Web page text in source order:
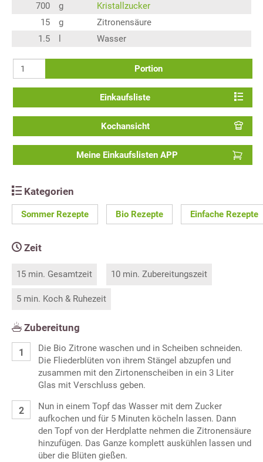
700
g
Kristallzucker
15
g
Zitronensäure
1.5
Wasser
Portion
Einkaufsliste
Kochansicht
Meine Einkaufslisten APP
Kategorien
Sommer Rezepte Bio Rezepte Einfache Rezepte
Zeit
15 min. Gesamtzeit 10 min. Zubereitungszeit
5 min. Koch & Ruhezeit
Zubereitung
Die Bio Zitrone waschen und in Scheiben schneiden.
Die Fliederblüten von ihrem Stängel abzupfen und
zusammen mit den Zirtonenscheiben in ein 3 Liter
Glas mit Verschluss geben.
Nun in einem Topf das Wasser mit dem Zucker
aufkochen und für 5 Minuten köcheln lassen. Dann
den Topf von der Herdplatte nehmen die Zitronensäure
hinzufügen. Das Ganze komplett auskühlen lassen und
über die Blüten gießen.